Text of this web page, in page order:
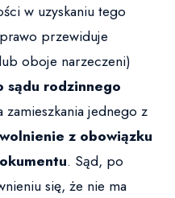
w uzyskaniu tego
przewiduje
oboje narzeczeni)
sądu rodzinnego
zamieszkania jednego z
z obowiązku
. Sąd, po
się, że nie ma